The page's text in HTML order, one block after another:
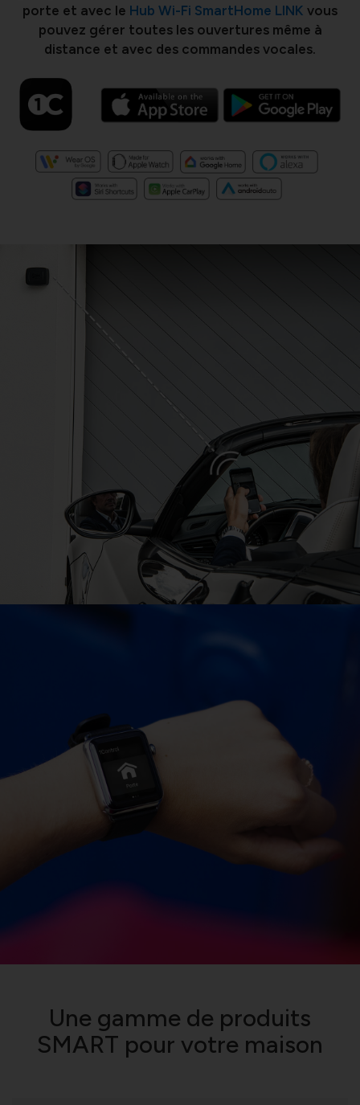
porte et avec le Hub Wi-Fi SmartHome LINK vous
pouvez gérer toutes les ouvertures même à
distance et avec des commandes vocales.
Une gamme de produits
SMART pour votre maison